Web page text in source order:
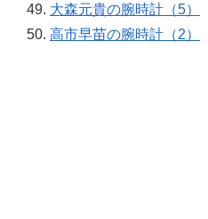
大森元貴の腕時計（5）
高市早苗の腕時計（2）